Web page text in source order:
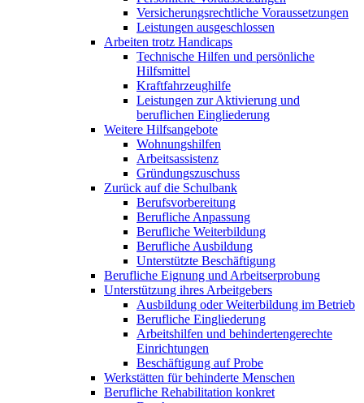
Versicherungsrechtliche Voraussetzungen
Leistungen ausgeschlossen
Arbeiten trotz Handicaps
Technische Hilfen und persönliche
Hilfsmittel
Kraftfahrzeughilfe
Leistungen zur Aktivierung und
beruflichen Eingliederung
Weitere Hilfsangebote
Wohnungshilfen
Arbeitsassistenz
Gründungszuschuss
Zurück auf die Schulbank
Berufsvorbereitung
Berufliche Anpassung
Berufliche Weiterbildung
Berufliche Ausbildung
Unterstützte Beschäftigung
Berufliche Eignung und Arbeitserprobung
Unterstützung ihres Arbeitgebers
Ausbildung oder Weiterbildung im Betrieb
Berufliche Eingliederung
Arbeitshilfen und behindertengerechte
Einrichtungen
Beschäftigung auf Probe
Werkstätten für behinderte Menschen
Berufliche Rehabilitation konkret